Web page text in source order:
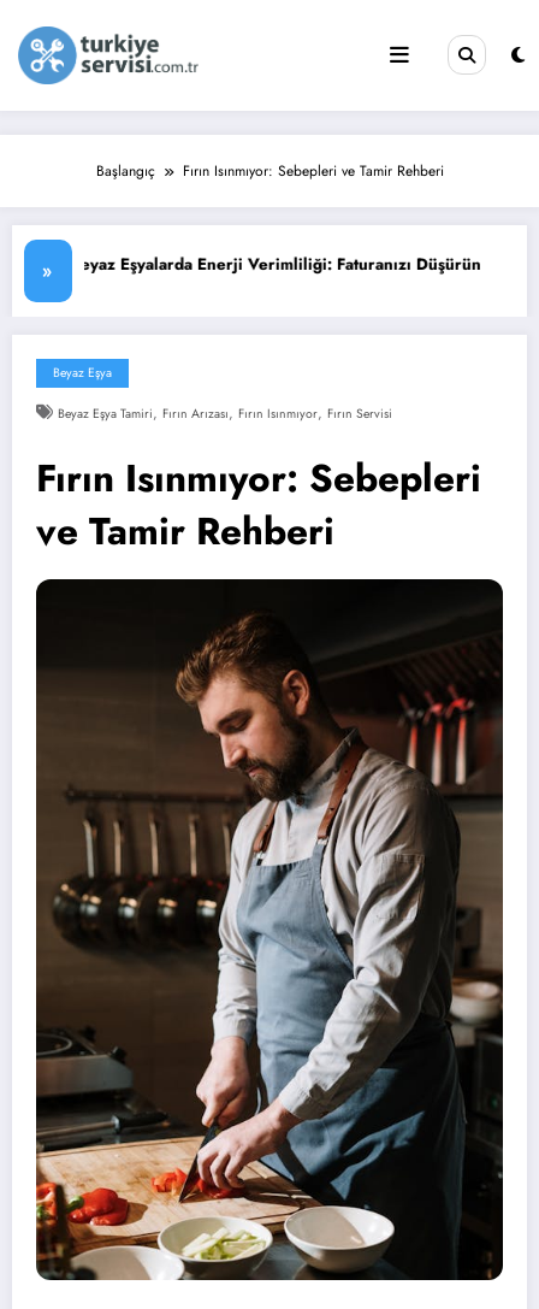
Başlangıç Fırın Isınmıyor: Sebepleri ve Tamir Rehberi
»
Verimliliği: Faturanızı Düşürün Su Isıtıcısı
Beyaz Eşya
Beyaz Eşya Tamiri, Fırın Arızası, Fırın Isınmıyor, Fırın Servisi
Fırın Isınmıyor: Sebepleri
ve Tamir Rehberi